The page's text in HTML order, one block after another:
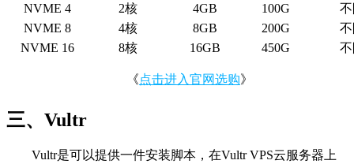
NVME 4
2核 4GB 100G
NVME 8
4核 8GB 200G
NVME 16
8核 16GB 450G
《点击进入官网选购》
三、Vultr
Vultr是可以提供一件安装脚本，在Vultr VPS云服务器上